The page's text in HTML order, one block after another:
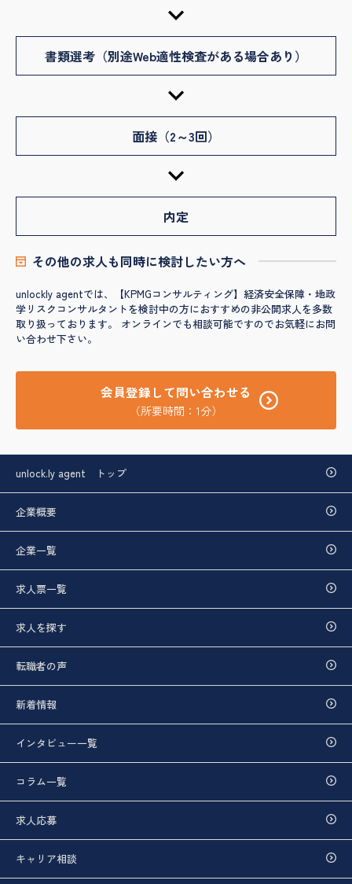
書類選考（別途Web適性検査がある場合あり）
面接（2～3回）
内定
その他の求人も同時に検討したい方へ
unlockly agentでは、【KPMGコンサルティング】経済安全保障・地政
学リスクコンサルタントを検討中の方におすすめの非公開求人を多数
取り扱っております。 オンラインでも相談可能ですのでお気軽にお問
い合わせ下さい。
会員登録して問い合わせる
（所要時間：1分）
unlock.ly agent トップ
企業概要
企業一覧
求人票一覧
求人を探す
転職者の声
新着情報
インタビュー一覧
コラム一覧
求人応募
キャリア相談